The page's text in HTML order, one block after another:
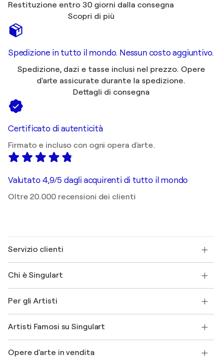
Restituzione entro 30 giorni dalla consegna
Scopri di più
Spedizione in tutto il mondo. Nessun costo aggiuntivo.
Spedizione, dazi e tasse inclusi nel prezzo. Opere
d'arte assicurate durante la spedizione.
Dettagli di consegna
Certificato di autenticità
Firmato e incluso con ogni opera d'arte.
Valutato 4,9/5 dagli acquirenti di tutto il mondo
Oltre 20.000 recensioni dei clienti
Servizio clienti
Spedizione
Offri una carta regalo
Partecipa al nostro programma commerciale
Il mio account
Protezione acquirente
+39 694500608
Chi è Singulart
FAQ
Magazine di Singulart
Lavori
Scopri arte originale selezionata
Per gli Artisti
Accedi come Artista
Artisti Famosi su Singulart
Marc Chagall
Opere d'arte in vendita